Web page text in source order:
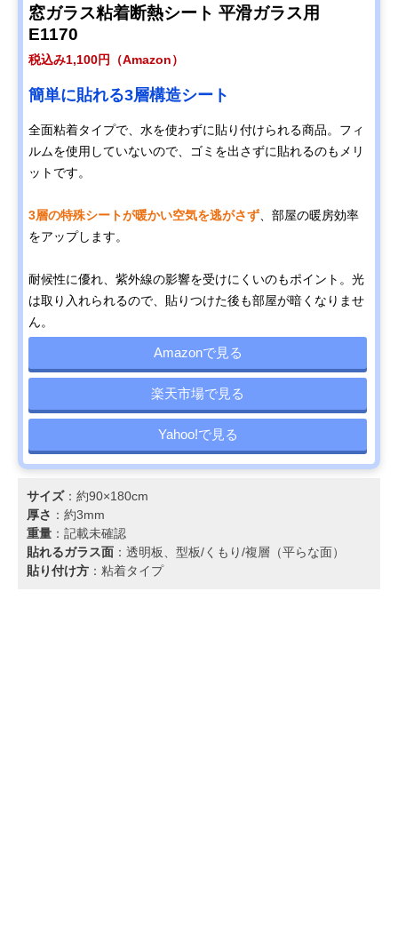
窓ガラス粘着断熱シート 平滑ガラス用
E1170
税込み1,100円（Amazon）
簡単に貼れる3層構造シート
全面粘着タイプで、水を使わずに貼り付けられる商品。フィ
ルムを使用していないので、ゴミを出さずに貼れるのもメリ
ットです。
3層の特殊シートが暖かい空気を逃がさず、部屋の暖房効率
をアップします。
耐候性に優れ、紫外線の影響を受けにくいのもポイント。光
は取り入れられるので、貼りつけた後も部屋が暗くなりませ
ん。
Amazonで見る
楽天市場で見る
Yahoo!で見る
サイズ：約90×180cm
厚さ ：約3mm
重量 ：記載未確認
貼れるガラス面 ：透明板、型板/くもり/複層（平らな面）
貼り付け方 ：粘着タイプ